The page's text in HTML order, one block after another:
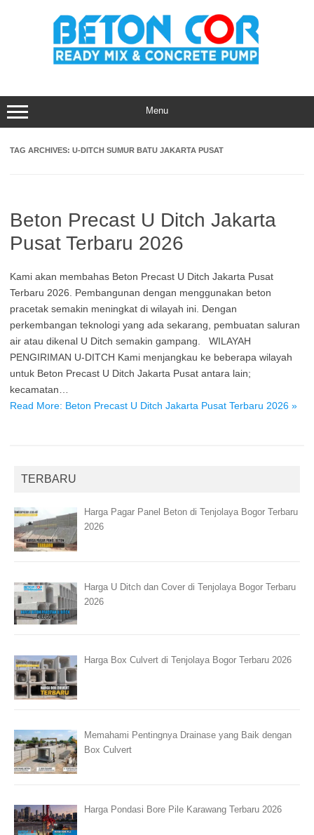
Menu
TAG ARCHIVES: U-DITCH SUMUR BATU JAKARTA PUSAT
Beton Precast U Ditch Jakarta
Pusat Terbaru 2026
Kami akan membahas Beton Precast U Ditch Jakarta Pusat
Terbaru 2026. Pembangunan dengan menggunakan beton
pracetak semakin meningkat di wilayah ini. Dengan
perkembangan teknologi yang ada sekarang, pembuatan saluran
air atau dikenal U Ditch semakin gampang. WILAYAH
PENGIRIMAN U-DITCH Kami menjangkau ke beberapa wilayah
untuk Beton Precast U Ditch Jakarta Pusat antara lain;
kecamatan…
Read More: Beton Precast U Ditch Jakarta Pusat Terbaru 2026 »
TERBARU
Harga Pagar Panel Beton di Tenjolaya Bogor Terbaru
2026
Harga U Ditch dan Cover di Tenjolaya Bogor Terbaru
2026
Harga Box Culvert di Tenjolaya Bogor Terbaru 2026
Memahami Pentingnya Drainase yang Baik dengan
Box Culvert
Harga Pondasi Bore Pile Karawang Terbaru 2026